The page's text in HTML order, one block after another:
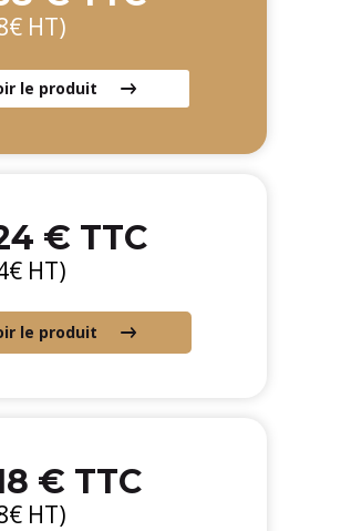
HT)
le produit
€ TTC
HT)
le produit
€ TTC
HT)